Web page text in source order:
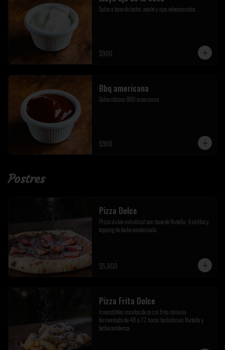
Salsa a base de leche, aceite y ajos seleccionados
$900
Bbq americana
Salsa clásica BBQ americana
$900
Postres
Pizza Dolce
Pizza dulce individual con base de Nutella, frutillas y
topping de leche condensada
$5.800
Pizza Frita Dolce
Irresistibles masitas de pizza frita italiana
fermentada de 48 a 72 horas bañadas en Nutella y
leche condensa